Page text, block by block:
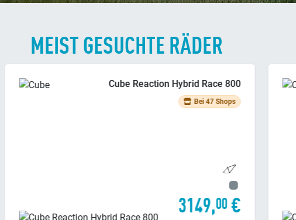
MEIST GESUCHTE RÄDER
Cube Reaction Hybrid ONE 800
Bei 30 Shops
2899, €